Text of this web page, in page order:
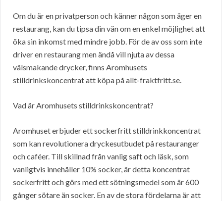
Om du är en privatperson och känner någon som äger en
restaurang, kan du tipsa din vän om en enkel möjlighet att
öka sin inkomst med mindre jobb. För de av oss som inte
driver en restaurang men ändå vill njuta av dessa
välsmakande drycker, finns Aromhusets
stilldrinkskoncentrat att köpa på allt-fraktfritt.se.
Vad är Aromhusets stilldrinkskoncentrat?
Aromhuset erbjuder ett sockerfritt stilldrinkkoncentrat
som kan revolutionera dryckesutbudet på restauranger
och caféer. Till skillnad från vanlig saft och läsk, som
vanligtvis innehåller 10% socker, är detta koncentrat
sockerfritt och görs med ett sötningsmedel som är 600
gånger sötare än socker. En av de stora fördelarna är att